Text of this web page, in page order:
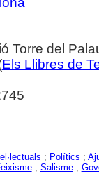
Torre del
Els Llibres de
; Polítics ;
; Salisme;